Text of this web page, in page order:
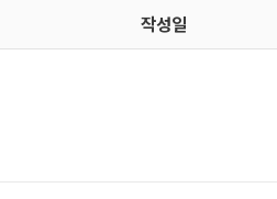
작성일